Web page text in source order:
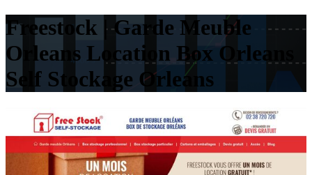
Freestock | Garde Meuble
Orleans Location Box Orleans
Self Stockage Orleans